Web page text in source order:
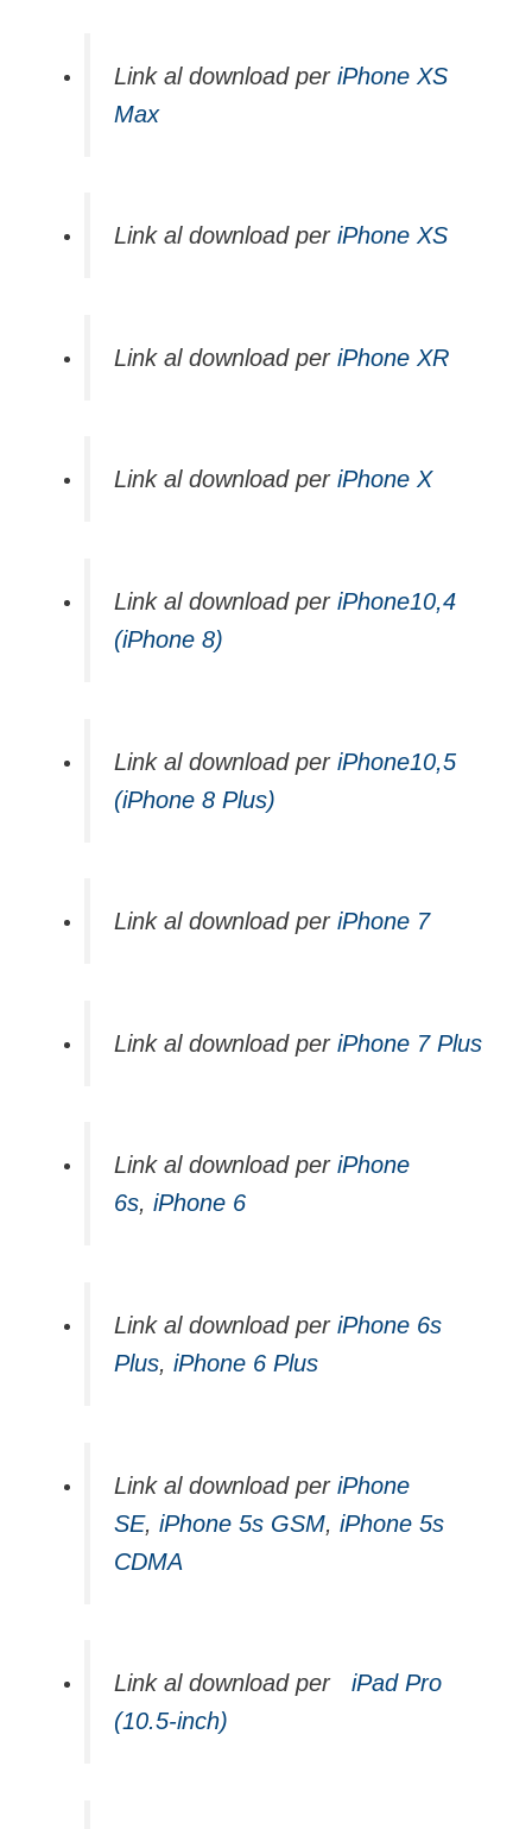
Link al download per iPhone XS
Max
Link al download per iPhone XS
Link al download per iPhone XR
Link al download per iPhone X
Link al download per iPhone10,4
(iPhone 8)
Link al download per iPhone10,5
(iPhone 8 Plus)
Link al download per iPhone 7
Link al download per iPhone 7 Plus
Link al download per iPhone
6s, iPhone 6
Link al download per iPhone 6s
Plus, iPhone 6 Plus
Link al download per iPhone
SE, iPhone 5s GSM, iPhone 5s
CDMA
Link al download per iPad Pro
(10.5-inch)